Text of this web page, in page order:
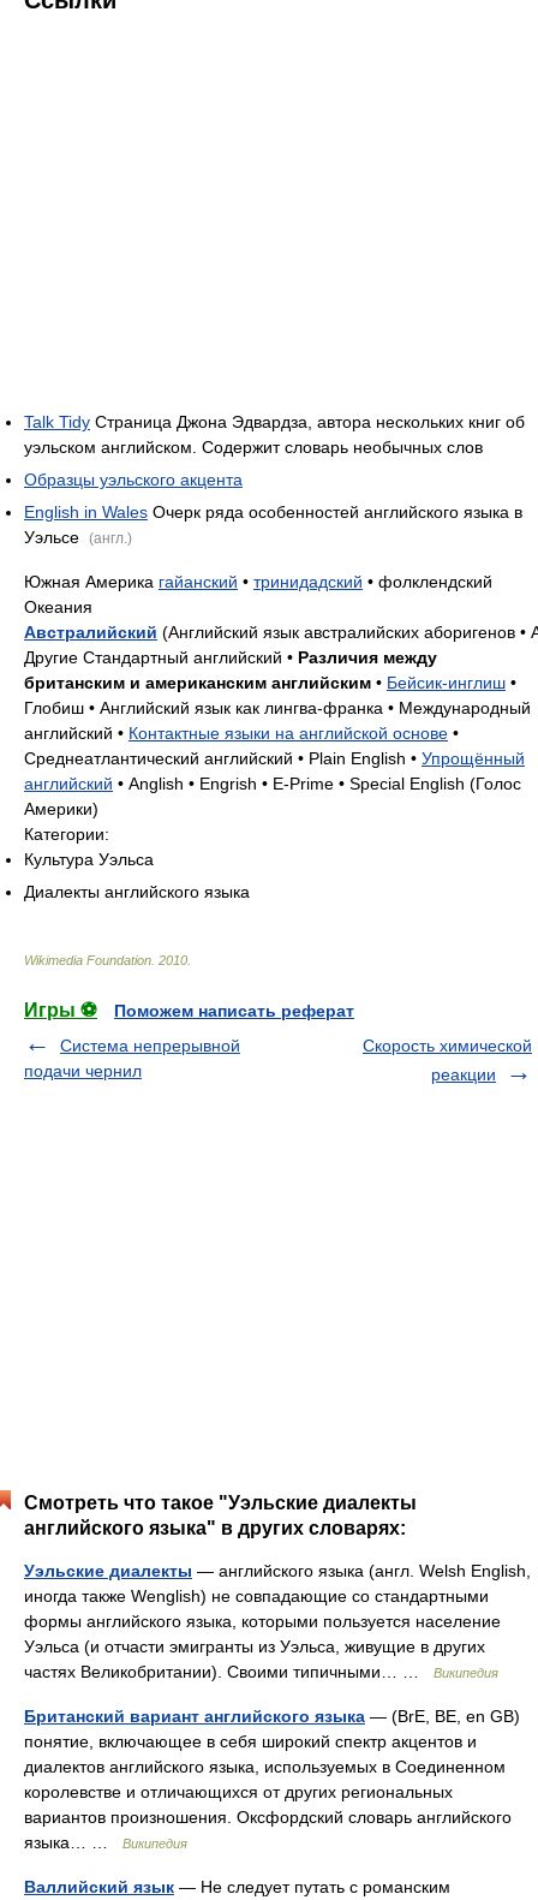
Talk Tidy Страница Джона Эдвардза, автора нескольких книг об
уэльском английском. Содержит словарь необычных слов
Образцы уэльского акцента
English in Wales Очерк ряда особенностей английского языка в
Уэльсе (англ.)
Южная Америка гайанский • тринидадский • фолклендский
Океания
Австралийский (Английский язык австралийских аборигенов
Другие Стандартный английский • Различия между
британским и американским английским • Бейсик-инглиш •
Глобиш • Английский язык как лингва-франка • Международный
английский • Контактные языки на английской основе •
Среднеатлантический английский • Plain English • Упрощённый
английский • Anglish • Engrish • E-Prime • Special English (Голос
Америки)
Категории:
Культура Уэльса
Диалекты английского языка
Wikimedia Foundation 2010
Игры ⚽
Поможем написать реферат
Система непрерывной
подачи чернил
Скорость химической
реакции
Смотреть что такое "Уэльские диалекты
английского языка" в других словарях:
Уэльские диалекты — английского языка (англ. Welsh English,
иногда также Wenglish) не совпадающие со стандартными
формы английского языка, которыми пользуется население
Уэльса (и отчасти эмигранты из Уэльса, живущие в других
частях Великобритании). Своими типичными… …
Википедия
Британский вариант английского языка — (BrE, BE, en GB)
понятие, включающее в себя широкий спектр акцентов и
диалектов английского языка, используемых в Соединенном
королевстве и отличающихся от других региональных
вариантов произношения. Оксфордский словарь английского
языка… …
Википедия
Валлийский язык — Не следует путать с романским